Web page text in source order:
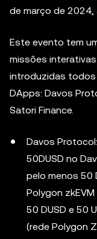
de março de 2024,
Este evento tem
missões
introduzidas todos
DApps: Davos
Satori Finance.
Davos
50DUSD no
pelo menos 50
Polygon
50 DUSD e 50
(rede Polygon